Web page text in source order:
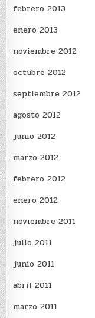
febrero 2013
enero 2013
noviembre 2012
octubre 2012
septiembre 2012
agosto 2012
junio 2012
marzo 2012
febrero 2012
enero 2012
noviembre 2011
julio 2011
junio 2011
abril 2011
marzo 2011